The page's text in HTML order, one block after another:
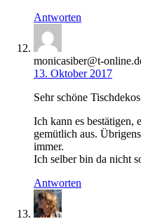
Antworten
monicasiber@t-
13. Oktober 2017
Sehr schöne
Ich kann es bestätigen,
gemütlich aus.
immer.
Ich selber bin da nicht
Antworten